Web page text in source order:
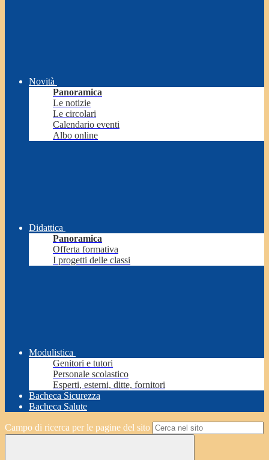
Novità
Panoramica
Le notizie
Le circolari
Calendario eventi
Albo online
Didattica
Panoramica
Offerta formativa
I progetti delle classi
Modulistica
Genitori e tutori
Personale scolastico
Esperti, esterni, ditte, fornitori
Bacheca Sicurezza
Bacheca Salute
Campo di ricerca per le pagine del sito